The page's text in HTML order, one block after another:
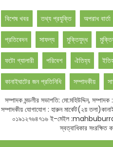
বিশেষ খবর তথ্য প্রযুক্তি অপরাধ বার্তা
প্রতিবেদন সাফল্য মুক্তিযুদ্ধ
ফটো গ্যালারী পরিবেশ ঐতিহ্য
কানাইঘাটের জন প্রতিনিধি সম্পাদকীয়
সম্পাদক মন্ডলীর সভাপতি: মো:মহিউদ্দিন, সম্পাদক
সম্পাদকীয় যোগাযোগ : হারুন মার্কেট(২য়
০১৯১২৭৬৪৭১৬ ই-মেইল
স্বত্বাধিকার সংরক্ষিত